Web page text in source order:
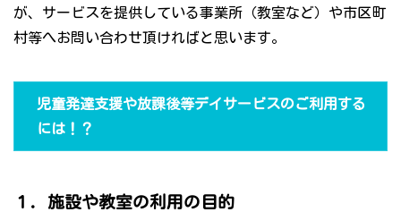
が、サービスを提供している事業所（教室など）や市区町
村等へお問い合わせ頂ければと思います。
児童発達支援や放課後等デイサービスのご利用する
には！？
１．施設や教室の利用の目的